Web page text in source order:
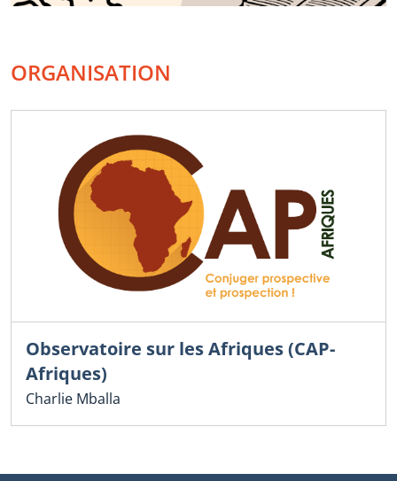
ORGANISATION
Observatoire sur les Afriques (CAP-
Afriques)
Charlie Mballa